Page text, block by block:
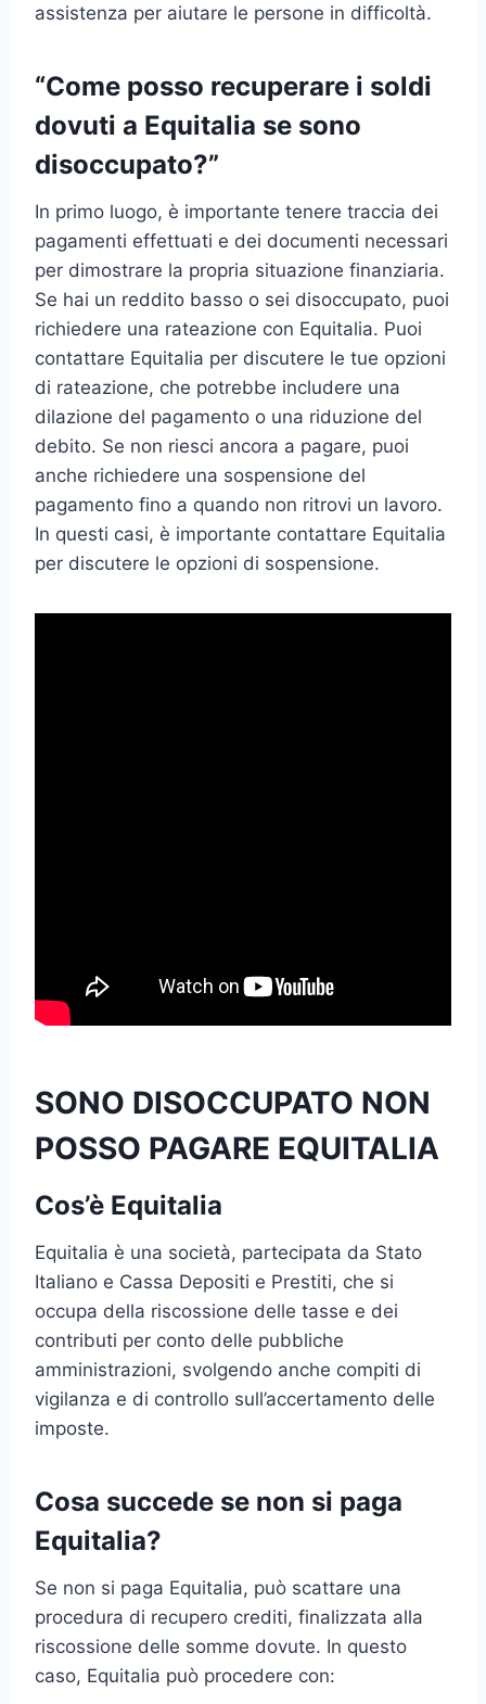
assistenza per aiutare le persone in difficoltà.
“Come posso recuperare i soldi
dovuti a Equitalia se sono
disoccupato?”
In primo luogo, è importante tenere traccia dei
pagamenti effettuati e dei documenti necessari
per dimostrare la propria situazione finanziaria.
Se hai un reddito basso o sei disoccupato, puoi
richiedere una rateazione con Equitalia. Puoi
contattare Equitalia per discutere le tue opzioni
di rateazione, che potrebbe includere una
dilazione del pagamento o una riduzione del
debito. Se non riesci ancora a pagare, puoi
anche richiedere una sospensione del
pagamento fino a quando non ritrovi un lavoro.
In questi casi, è importante contattare Equitalia
per discutere le opzioni di sospensione.
SONO DISOCCUPATO NON
POSSO PAGARE EQUITALIA
Cos’è Equitalia
Equitalia è una società, partecipata da Stato
Italiano e Cassa Depositi e Prestiti, che si
occupa della riscossione delle tasse e dei
contributi per conto delle pubbliche
amministrazioni, svolgendo anche compiti di
vigilanza e di controllo sull’accertamento delle
imposte.
Cosa succede se non si paga
Equitalia?
Se non si paga Equitalia, può scattare una
procedura di recupero crediti, finalizzata alla
riscossione delle somme dovute. In questo
caso, Equitalia può procedere con: